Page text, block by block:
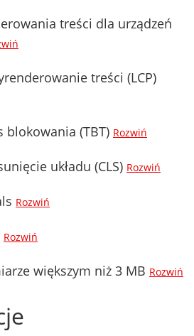
treści dla urządzeń
treści (LCP)
blokowania (TBT) Rozwiń
układu (CLS) Rozwiń
Rozwiń
Rozwiń
większym niż 3 MB Rozwiń